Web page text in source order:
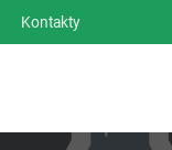
Kontakty